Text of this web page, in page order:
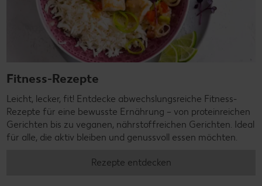
Fitness-Rezepte
Leicht, lecker, fit! Entdecke abwechslungsreiche Fitness-
Rezepte für eine bewusste Ernährung – von proteinreichen
Gerichten bis zu veganen, nährstoffreichen Gerichten. Ideal
für alle, die aktiv bleiben und genussvoll essen möchten.
Rezepte entdecken